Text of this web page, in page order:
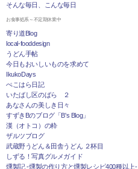
そんな毎日、こんな毎日
お食事処系～不定期休業中
寄り道Blog
local-fooddesign
うどん手帖
今日もおいしいものを求めて
IkukoDays
ぺこはら日記
いたばし区のばら ２
あなさんの美しき日々
すずきBのブログ「B's Blog」
漢（オトコ）の粋
ザルツブログ
武蔵野うどん＆田舎うどん ２杯目
しずる！写真グルメガイド
燻製記 -燻製の作り方と燻製レシピ400種以上-